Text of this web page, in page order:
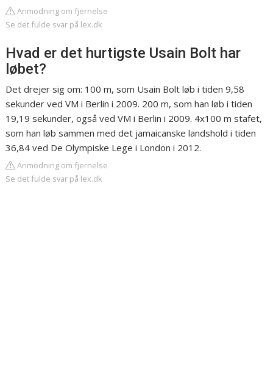
Anmodning om fjernelse
Se det fulde svar på lex.dk
Hvad er det hurtigste Usain Bolt har
løbet?
Det drejer sig om: 100 m, som Usain Bolt løb i tiden 9,58
sekunder ved VM i Berlin i 2009. 200 m, som han løb i tiden
19,19 sekunder, også ved VM i Berlin i 2009. 4x100 m stafet,
som han løb sammen med det jamaicanske landshold i tiden
36,84 ved De Olympiske Lege i London i 2012.
Anmodning om fjernelse
Se det fulde svar på lex.dk